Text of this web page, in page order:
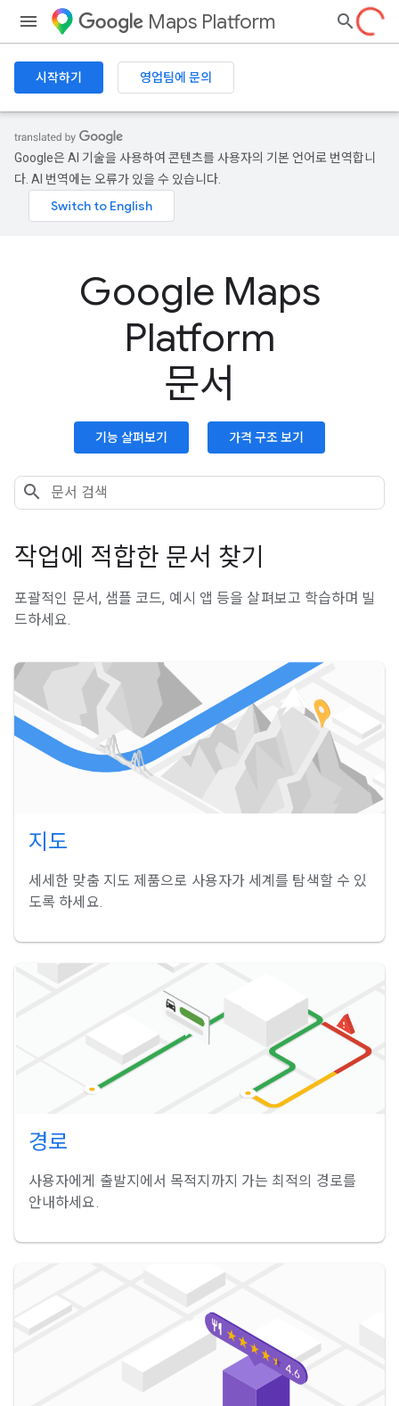
Maps Platform
시작하기 영업팀에 문의
Google은 AI 기술을 사용하여 콘텐츠를 사용자의 기본 언어로 번역합니
다. AI 번역에는 오류가 있을 수 있습니다.
Google Maps
Platform
문서
기능 살펴보기 가격 구조 보기
작업에 적합한 문서 찾기
포괄적인 문서, 샘플 코드, 예시 앱 등을 살펴보고 학습하며 빌
드하세요.
지도
세세한 맞춤 지도 제품으로 사용자가 세계를 탐색할 수 있
도록 하세요.
경로
사용자에게 출발지에서 목적지까지 가는 최적의 경로를
안내하세요.